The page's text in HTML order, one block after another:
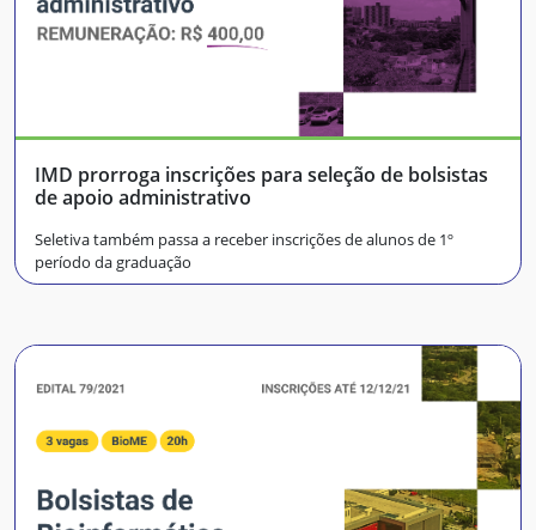
IMD prorroga inscrições para seleção de bolsistas
de apoio administrativo
Seletiva também passa a receber inscrições de alunos de 1º
período da graduação